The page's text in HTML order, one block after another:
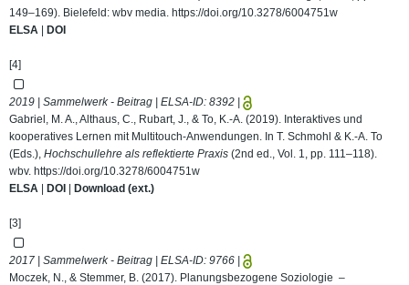
149–169). Bielefeld: wbv media. https://doi.org/10.3278/6004751w
ELSA
DOI
[4]
2019 | Sammelwerk - Beitrag | ELSA-ID: 8392
Gabriel, M. A., Althaus, C., Rubart, J., & To, K.-A. (2019). Interaktives und
kooperatives Lernen mit Multitouch-Anwendungen. In T. Schmohl & K.-A. To
(Eds.), Hochschullehre als reflektierte Praxis (2nd ed., Vol. 1, pp. 111–118).
wbv. https://doi.org/10.3278/6004751w
ELSA
DOI Download (ext.)
[3]
2017 | Sammelwerk - Beitrag | ELSA-ID: 9766
Moczek, N., & Stemmer, B. (2017). Planungsbezogene Soziologie –